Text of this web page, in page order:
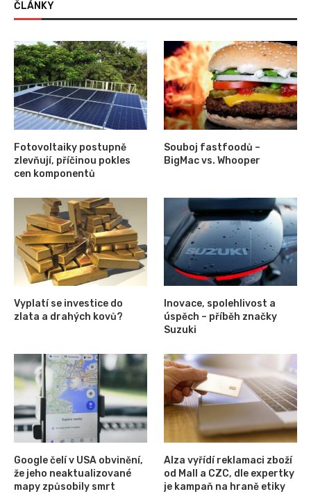
ČLÁNKY
Fotovoltaiky postupně
zlevňují, příčinou pokles
cen komponentů
Souboj fastfoodů –
BigMac vs. Whooper
Vyplatí se investice do
zlata a drahých kovů?
Inovace, spolehlivost a
úspěch – příběh značky
Suzuki
Google čelí v USA obvinění,
že jeho neaktualizované
mapy způsobily smrt
Alza vyřídí reklamaci zboží
od Mall a CZC, dle expertky
je kampaň na hraně etiky